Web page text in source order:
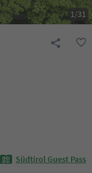
1/31
Südtirol Guest Pass